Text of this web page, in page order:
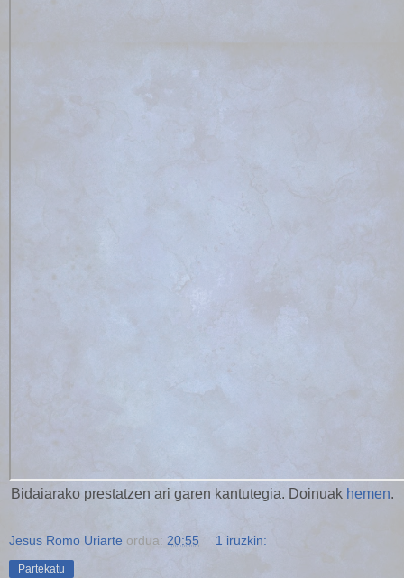
Bidaiarako prestatzen ari garen kantutegia. Doinuak hemen.
Jesus Romo Uriarte ordua: 20:55 1 iruzkin:
Partekatu